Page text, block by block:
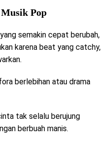
Pop
semakin cepat berubah,
karena beat yang catchy,
berlebihan atau drama
tak selalu berujung
berbuah manis.